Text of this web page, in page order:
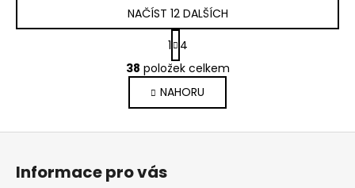
O
v
l
á
d
NAČÍST 12 DALŠÍCH
S
t
r
á
n
k
1
4
38 položek celkem
NAHORU
Z
Informace pro vás